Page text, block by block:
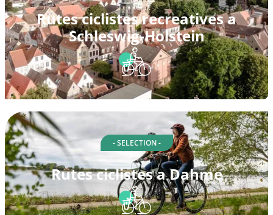
Rutes ciclistes recreatives a
Schleswig-Holstein
- SELECTION -
Rutes ciclistes a Dahme